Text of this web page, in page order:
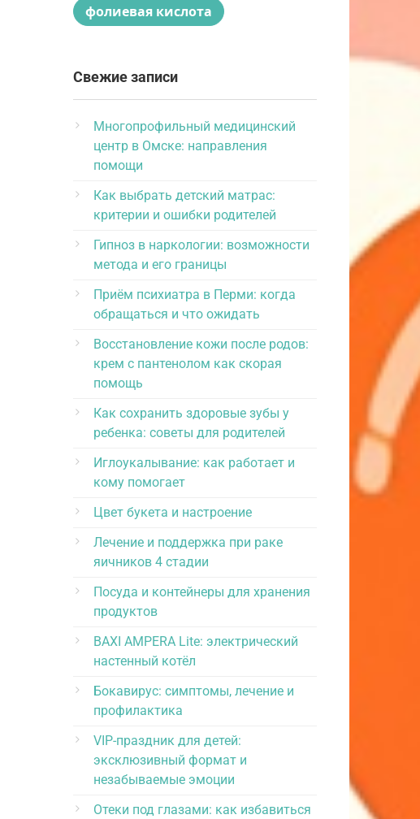
фолиевая кислота
Свежие записи
Многопрофильный медицинский
центр в Омске: направления
помощи
Как выбрать детский матрас:
критерии и ошибки родителей
Гипноз в наркологии: возможности
метода и его границы
Приём психиатра в Перми: когда
обращаться и что ожидать
Восстановление кожи после родов:
крем с пантенолом как скорая
помощь
Как сохранить здоровые зубы у
ребенка: советы для родителей
Иглоукалывание: как работает и
кому помогает
Цвет букета и настроение
Лечение и поддержка при раке
яичников 4 стадии
Посуда и контейнеры для хранения
продуктов
BAXI AMPERA Lite: электрический
настенный котёл
Бокавирус: симптомы, лечение и
профилактика
VIP-праздник для детей:
эксклюзивный формат и
незабываемые эмоции
Отеки под глазами: как избавиться